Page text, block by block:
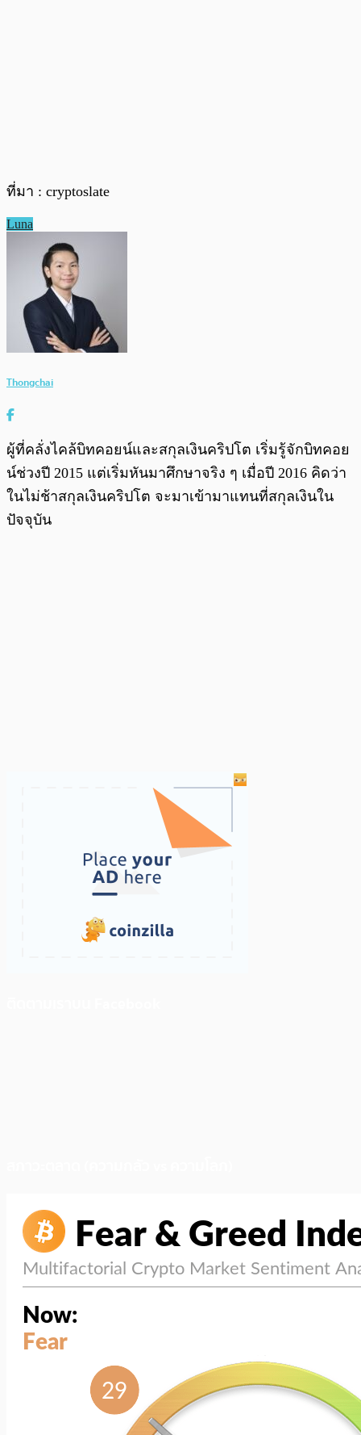
ที่มา : cryptoslate
Luna
Thongchai
ผู้ที่คลั่งไคล้บิทคอยน์และสกุลเงินคริปโต เริ่มรู้จักบิทคอย
น์ช่วงปี 2015 แต่เริ่มหันมาศึกษาจริง ๆ เมื่อปี 2016 คิดว่า
ในไม่ช้าสกุลเงินคริปโต จะมาเข้ามาแทนที่สกุลเงินใน
ปัจจุบัน